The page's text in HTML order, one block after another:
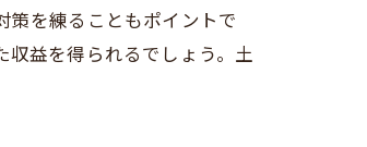
策を練ることもポイントで
益を得られるでしょう。土